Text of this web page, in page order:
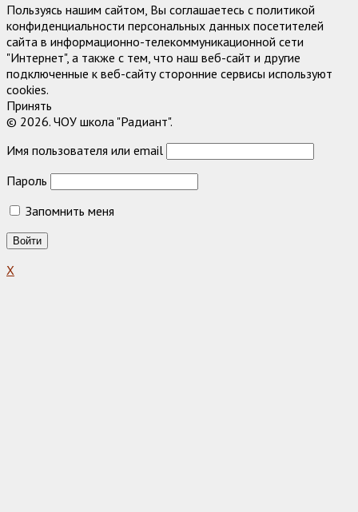
Пользуясь нашим сайтом, Вы соглашаетесь с политикой
конфиденциальности персональных данных посетителей
сайта в информационно-телекоммуникационной сети
"Интернет", а также с тем, что наш веб-сайт и другие
подключенные к веб-сайту сторонние сервисы используют
cookies.
Принять
© 2026. ЧОУ школа "Радиант".
Имя пользователя или email
Пароль
Запомнить меня
X